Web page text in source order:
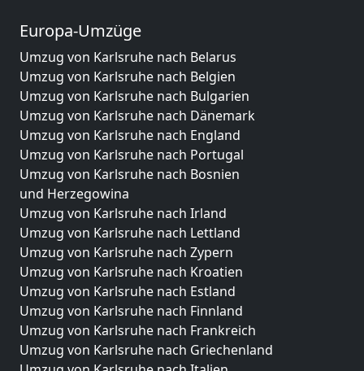
Europa-Umzüge
Umzug von Karlsruhe nach Belarus
Umzug von Karlsruhe nach Belgien
Umzug von Karlsruhe nach Bulgarien
Umzug von Karlsruhe nach Dänemark
Umzug von Karlsruhe nach England
Umzug von Karlsruhe nach Portugal
Umzug von Karlsruhe nach Bosnien
und Herzegowina
Umzug von Karlsruhe nach Irland
Umzug von Karlsruhe nach Lettland
Umzug von Karlsruhe nach Zypern
Umzug von Karlsruhe nach Kroatien
Umzug von Karlsruhe nach Estland
Umzug von Karlsruhe nach Finnland
Umzug von Karlsruhe nach Frankreich
Umzug von Karlsruhe nach Griechenland